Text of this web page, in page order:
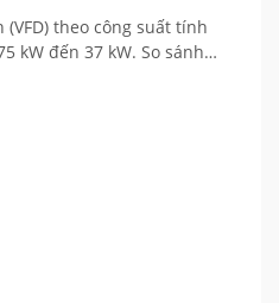
theo công suất tính
kW đến 37 kW. So sánh
sở hữu.